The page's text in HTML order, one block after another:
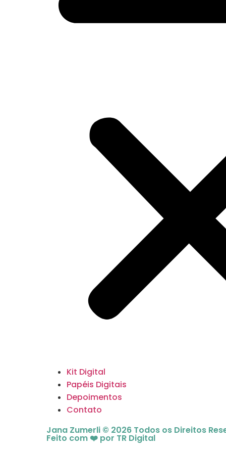
Kit Digital
Papéis Digitais
Depoimentos
Contato
Jana Zumerli © 2026 Todos os Direitos
Feito com ❤️ por TR Digital